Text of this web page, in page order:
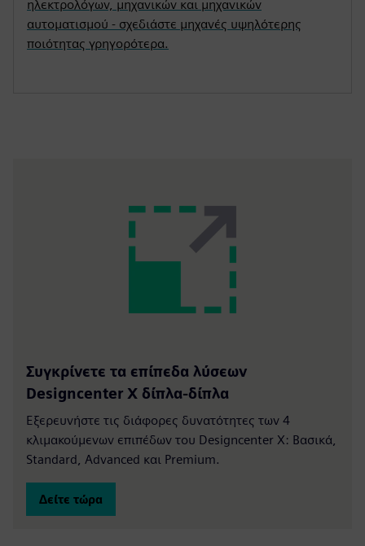
ηλεκτρολόγων, μηχανικών και μηχανικών
αυτοματισμού - σχεδιάστε μηχανές υψηλότερης
ποιότητας γρηγορότερα.
Συγκρίνετε τα επίπεδα λύσεων
Designcenter X δίπλα-δίπλα
Εξερευνήστε τις διάφορες δυνατότητες των 4
κλιμακούμενων επιπέδων του Designcenter X: Βασικά,
Standard, Advanced και Premium.
Δείτε τώρα